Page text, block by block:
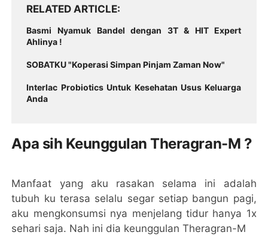
RELATED ARTICLE
Basmi Nyamuk Bandel dengan 3T & HIT Expert
Ahlinya !
SOBATKU "Koperasi Simpan Pinjam Zaman Now"
Interlac Probiotics Untuk Kesehatan Usus Keluarga
Anda
Apa sih Keunggulan Theragran-M ?
Manfaat yang aku rasakan selama ini adalah
tubuh ku terasa selalu segar setiap bangun pagi,
aku mengkonsumsi nya menjelang tidur hanya 1x
sehari saja. Nah ini dia keunggulan Theragran-M